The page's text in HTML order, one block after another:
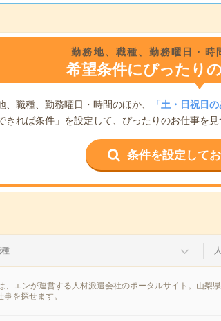
勤務地、職種、勤務曜日・時
希望条件にぴったり
、職種、勤務曜日・時間のほか、 「土・日祝日
きれば条件」を設定して、ぴったりのお仕事を
条件を設定して
エンが運営する人材派遣会社のポータルサイト。山梨
を探せます。